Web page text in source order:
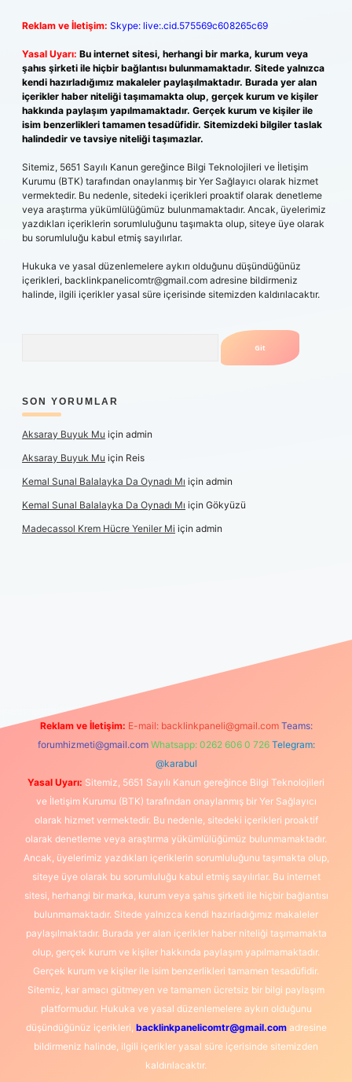
Reklam ve İletişim: Skype: live:.cid.575569c608265c69
Yasal Uyarı: Bu internet sitesi, herhangi bir marka, kurum veya
şahıs şirketi ile hiçbir bağlantısı bulunmamaktadır. Sitede yalnızca
kendi hazırladığımız makaleler paylaşılmaktadır. Burada yer alan
içerikler haber niteliği taşımamakta olup, gerçek kurum ve kişiler
hakkında paylaşım yapılmamaktadır. Gerçek kurum ve kişiler ile
isim benzerlikleri tamamen tesadüfidir. Sitemizdeki bilgiler taslak
halindedir ve tavsiye niteliği taşımazlar.
Sitemiz, 5651 Sayılı Kanun gereğince Bilgi Teknolojileri ve İletişim
Kurumu (BTK) tarafından onaylanmış bir Yer Sağlayıcı olarak hizmet
vermektedir. Bu nedenle, sitedeki içerikleri proaktif olarak denetleme
veya araştırma yükümlülüğümüz bulunmamaktadır. Ancak, üyelerimiz
yazdıkları içeriklerin sorumluluğunu taşımakta olup, siteye üye olarak
bu sorumluluğu kabul etmiş sayılırlar.
Hukuka ve yasal düzenlemelere aykırı olduğunu düşündüğünüz
içerikleri, backlinkpanelicomtr@gmail.com adresine bildirmeniz
halinde, ilgili içerikler yasal süre içerisinde sitemizden kaldırılacaktır.
SON YORUMLAR
Aksaray Buyuk Mu için admin
Aksaray Buyuk Mu için Reis
Kemal Sunal Balalayka Da Oynadı Mı için admin
Kemal Sunal Balalayka Da Oynadı Mı için Gökyüzü
Madecassol Krem Hücre Yeniler Mi için admin
Reklam ve İletişim: E-mail: backlinkpaneli@gmail.com Teams:
forumhizmeti@gmail.com Whatsapp: 0262 606 0 726 Telegram:
@karabul
Yasal Uyarı: Sitemiz, 5651 Sayılı Kanun gereğince Bilgi Teknolojileri
ve İletişim Kurumu (BTK) tarafından onaylanmış bir Yer Sağlayıcı
olarak hizmet vermektedir. Bu nedenle, sitedeki içerikleri proaktif
olarak denetleme veya araştırma yükümlülüğümüz bulunmamaktadır.
Ancak, üyelerimiz yazdıkları içeriklerin sorumluluğunu taşımakta olup,
siteye üye olarak bu sorumluluğu kabul etmiş sayılırlar. Bu internet
sitesi, herhangi bir marka, kurum veya şahıs şirketi ile hiçbir bağlantısı
bulunmamaktadır. Sitede yalnızca kendi hazırladığımız makaleler
paylaşılmaktadır. Burada yer alan içerikler haber niteliği taşımamakta
olup, gerçek kurum ve kişiler hakkında paylaşım yapılmamaktadır.
Gerçek kurum ve kişiler ile isim benzerlikleri tamamen tesadüfidir.
Sitemiz, kar amacı gütmeyen ve tamamen ücretsiz bir bilgi paylaşım
platformudur. Hukuka ve yasal düzenlemelere aykırı olduğunu
düşündüğünüz içerikleri, backlinkpanelicomtr@gmail.comadresine
bildirmeniz halinde, ilgili içerikler yasal süre içerisinde sitemizden
kaldırılacaktır.